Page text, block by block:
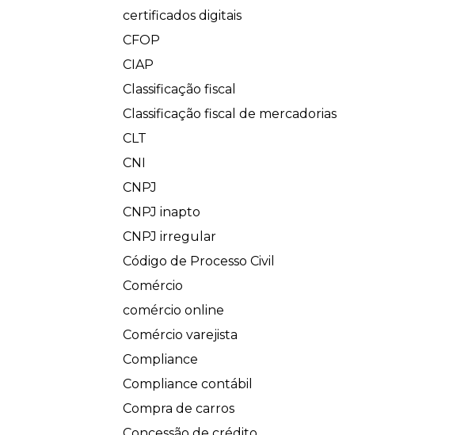
certificados digitais
CFOP
CIAP
Classificação fiscal
Classificação fiscal de mercadorias
CLT
CNI
CNPJ
CNPJ inapto
CNPJ irregular
Código de Processo Civil
Comércio
comércio online
Comércio varejista
Compliance
Compliance contábil
Compra de carros